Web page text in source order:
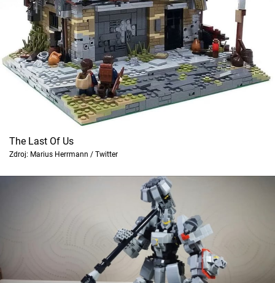
Cool Esport
Pořady
TV Program
Sledujte prima+
Přihlášení
The Last Of Us
Zdroj: Marius Herrmann / Twitter